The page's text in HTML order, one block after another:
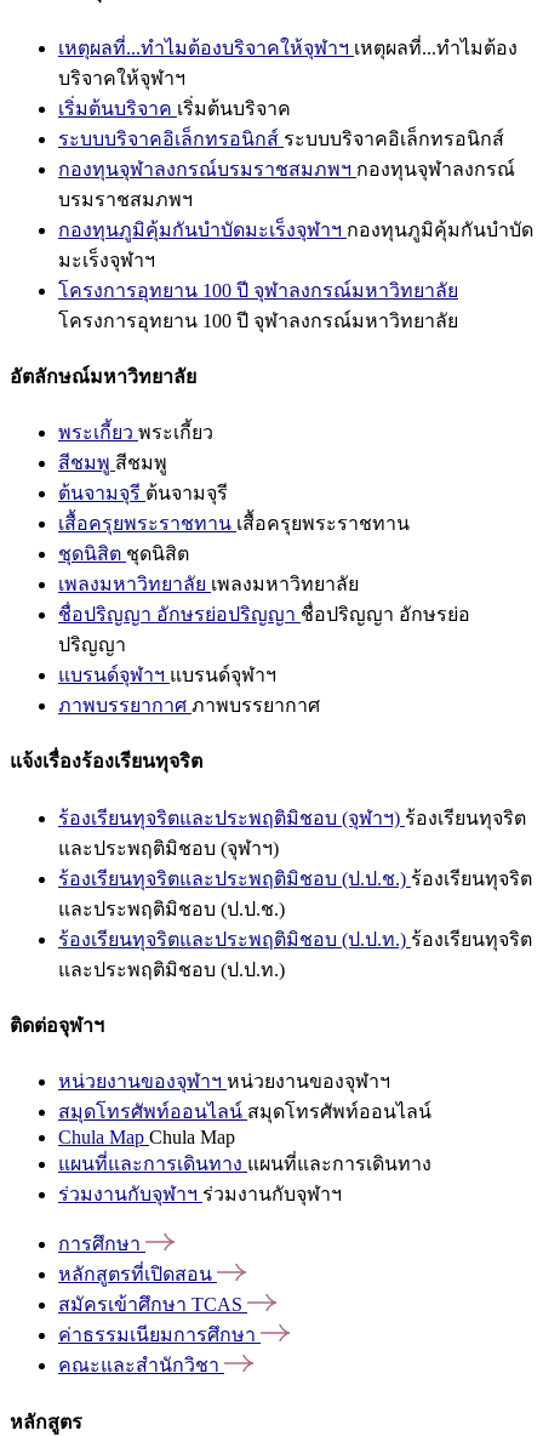
เหตุผลที่...ทำไมต้องบริจาคให้จุฬาฯ เหตุผลที่...ทำไมต้อง
บริจาคให้จุฬาฯ
เริ่มต้นบริจาค เริ่มต้นบริจาค
ระบบบริจาคอิเล็กทรอนิกส์ ระบบบริจาคอิเล็กทรอนิกส์
กองทุนจุฬาลงกรณ์บรมราชสมภพฯ กองทุนจุฬาลงกรณ์
บรมราชสมภพฯ
กองทุนภูมิคุ้มกันบำบัดมะเร็งจุฬาฯ กองทุนภูมิคุ้มกันบำบัด
มะเร็งจุฬาฯ
โครงการอุทยาน 100 ปี จุฬาลงกรณ์มหาวิทยาลัย
โครงการอุทยาน 100 ปี จุฬาลงกรณ์มหาวิทยาลัย
อัตลักษณ์มหาวิทยาลัย
พระเกี้ยว พระเกี้ยว
สีชมพู สีชมพู
ต้นจามจุรี ต้นจามจุรี
เสื้อครุยพระราชทาน เสื้อครุยพระราชทาน
ชุดนิสิต ชุดนิสิต
เพลงมหาวิทยาลัย เพลงมหาวิทยาลัย
ชื่อปริญญา อักษรย่อปริญญา ชื่อปริญญา อักษรย่อ
ปริญญา
แบรนด์จุฬาฯ แบรนด์จุฬาฯ
ภาพบรรยากาศ ภาพบรรยากาศ
แจ้งเรื่องร้องเรียนทุจริต
ร้องเรียนทุจริตและประพฤติมิชอบ (จุฬาฯ) ร้องเรียนทุจริต
และประพฤติมิชอบ (จุฬาฯ)
ร้องเรียนทุจริตและประพฤติมิชอบ (ป.ป.ช.) ร้องเรียนทุจริต
และประพฤติมิชอบ (ป.ป.ช.)
ร้องเรียนทุจริตและประพฤติมิชอบ (ป.ป.ท.) ร้องเรียนทุจริต
และประพฤติมิชอบ (ป.ป.ท.)
ติดต่อจุฬาฯ
หน่วยงานของจุฬาฯ หน่วยงานของจุฬาฯ
สมุดโทรศัพท์ออนไลน์ สมุดโทรศัพท์ออนไลน์
Chula Map Chula Map
แผนที่และการเดินทาง แผนที่และการเดินทาง
ร่วมงานกับจุฬาฯ ร่วมงานกับจุฬาฯ
การศึกษา
หลักสูตรที่เปิดสอน
สมัครเข้าศึกษา TCAS
ค่าธรรมเนียมการศึกษา
คณะและสำนักวิชา
หลักสูตร